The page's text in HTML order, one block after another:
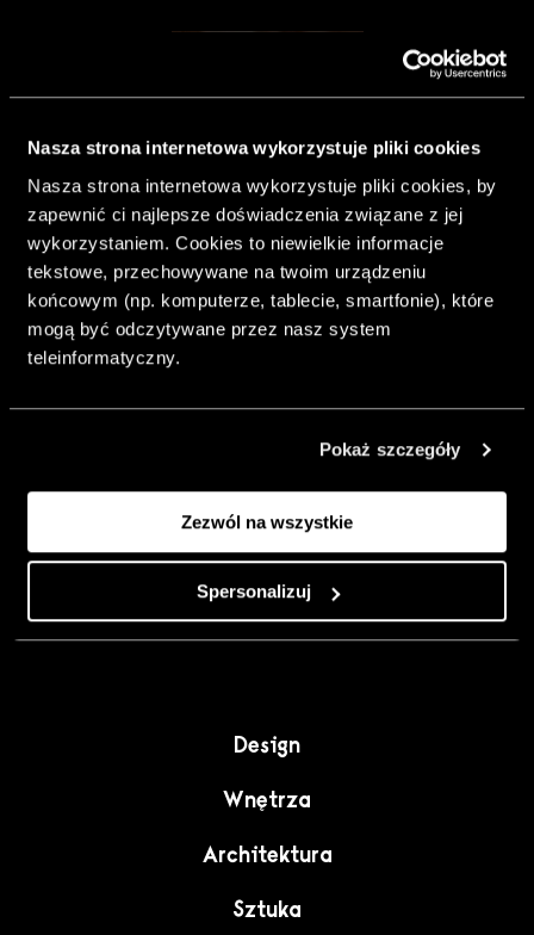
Nasza strona internetowa wykorzystuje pliki cookies
Nasza strona internetowa wykorzystuje pliki cookies, by
zapewnić ci najlepsze doświadczenia związane z jej
wykorzystaniem. Cookies to niewielkie informacje
tekstowe, przechowywane na twoim urządzeniu
końcowym (np. komputerze, tablecie, smartfonie), które
mogą być odczytywane przez nasz system
teleinformatyczny.
Pokaż szczegóły
Zezwól na wszystkie
Spersonalizuj
& Living 40.
„Dom bardziej
Twój. Odważ się
urządzić go
rzemiosło jako
punkt wyjścia
do wnętrz
pełnych
charakteru”.
Design
Wnętrza
Architektura
Sztuka